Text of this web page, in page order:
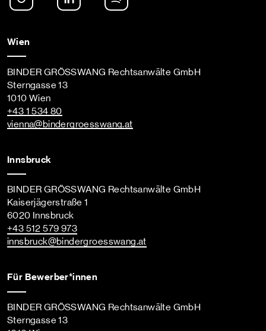
Wien
BINDER GRÖSSWANG Rechtsanwälte GmbH
Sterngasse 13
1010 Wien
+43 1 534 80
vienna@bindergroesswang.at
Innsbruck
BINDER GRÖSSWANG Rechtsanwälte GmbH
Kaiserjägerstraße 1
6020 Innsbruck
+43 512 579 973
innsbruck@bindergroesswang.at
Für Bewerber*innen
BINDER GRÖSSWANG Rechtsanwälte GmbH
Sterngasse 13